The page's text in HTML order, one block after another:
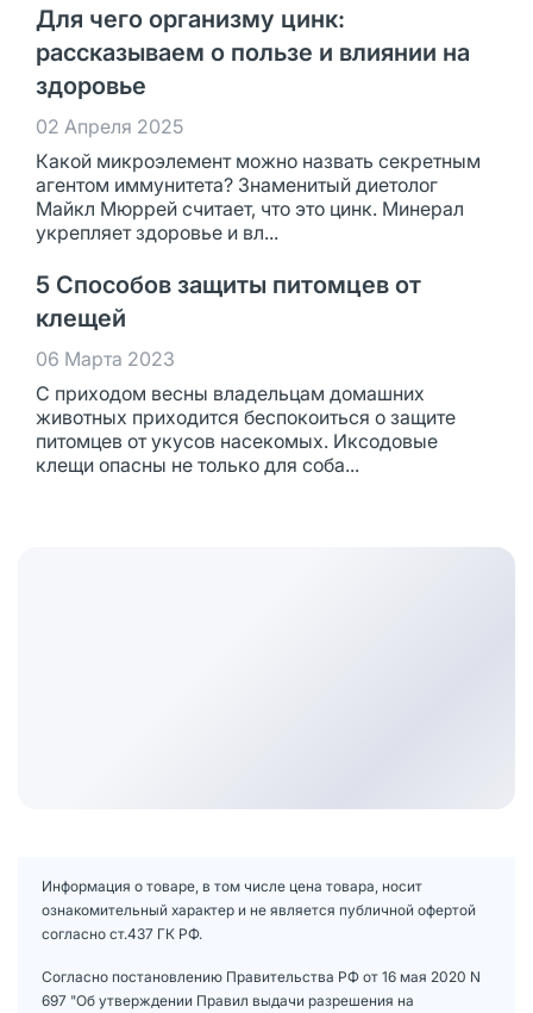
Для чего организму цинк:
рассказываем о пользе и влиянии на
здоровье
02 Апреля 2025
Какой микроэлемент можно назвать секретным
агентом иммунитета? Знаменитый диетолог
Майкл Мюррей считает, что это цинк. Минерал
укрепляет здоровье и вл...
5 Способов защиты питомцев от
клещей
06 Марта 2023
С приходом весны владельцам домашних
животных приходится беспокоиться о защите
питомцев от укусов насекомых. Иксодовые
клещи опасны не только для соба...
Информация о товаре, в том числе цена товара, носит
ознакомительный характер и не является публичной офертой
согласно ст.437 ГК РФ.
Согласно постановлению Правительства РФ от 16 мая 2020 N
697 "Об утверждении Правил выдачи разрешения на